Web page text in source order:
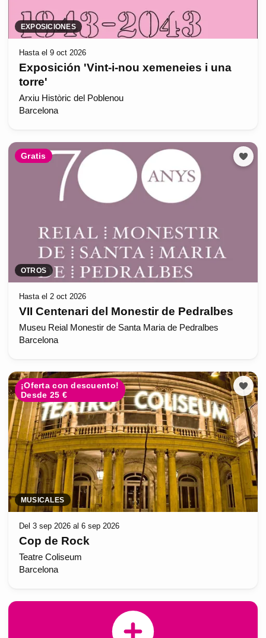
EXPOSICIONES
Hasta el 9 oct 2026
Exposición 'Vint-i-nou xemeneies i una
torre'
Arxiu Històric del Poblenou
Barcelona
Gratis
OTROS
Hasta el 2 oct 2026
VII Centenari del Monestir de Pedralbes
Museu Reial Monestir de Santa Maria de Pedralbes
Barcelona
¡Oferta con descuento!
Desde 25 €
MUSICALES
Del 3 sep 2026 al 6 sep 2026
Cop de Rock
Teatre Coliseum
Barcelona